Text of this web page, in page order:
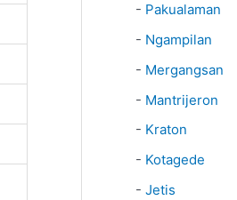
- Pakualaman
- Ngampilan
- Mergangsan
- Mantrijeron
- Kraton
- Kotagede
- Jetis